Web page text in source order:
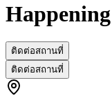
Happening
ติดต่อสถานที่
ติดต่อสถานที่